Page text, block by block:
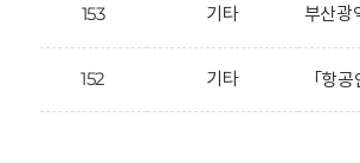
153 기타 부산광
152 기타 「항